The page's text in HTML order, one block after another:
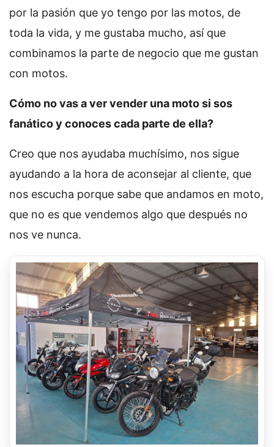
por la pasión que yo tengo por las motos, de
toda la vida, y me gustaba mucho, así que
combinamos la parte de negocio que me gustan
con motos.
Cómo no vas a ver vender una moto si sos
fanático y conoces cada parte de ella?
Creo que nos ayudaba muchísimo, nos sigue
ayudando a la hora de aconsejar al cliente, que
nos escucha porque sabe que andamos en moto,
que no es que vendemos algo que después no
nos ve nunca.